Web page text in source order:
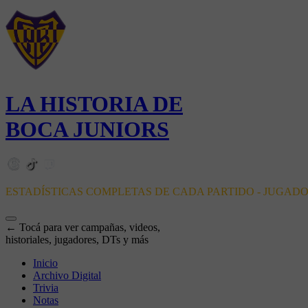
LA HISTORIA DE
BOCA JUNIORS
ESTADÍSTICAS COMPLETAS DE CADA PARTIDO -
← Tocá para ver campañas, videos,
historiales, jugadores, DTs y más
Inicio
Archivo Digital
Trivia
Notas